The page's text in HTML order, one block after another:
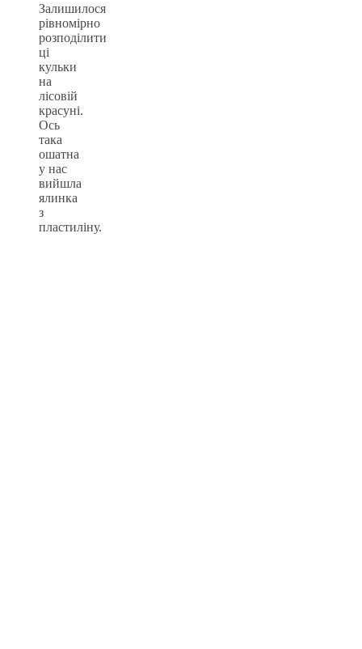
Залишилося
рівномірно
розподілити
ці
кульки
на
лісовій
красуні.
Ось
така
ошатна
у нас
вийшла
ялинка
з
пластиліну.